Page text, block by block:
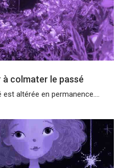
à colmater le passé
altérée en permanence....